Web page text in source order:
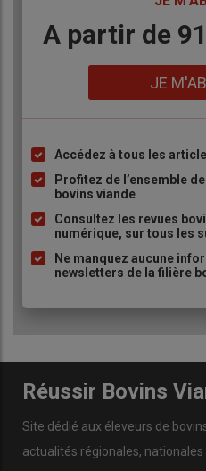
Body
A partir de
JE
Liste
à
puce
Accédez à tous les
Profitez de l’ensemble
bovins viande
Consultez les revues
numérique, sur tous les
Ne manquez aucune
newsletters de la filière
Réussir Bovins
Site dédié aux éleveurs de
actualités régionales,